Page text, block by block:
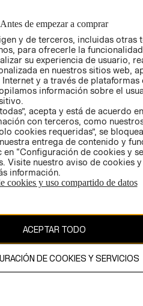
AVISO DE
COOKIES
LIBRO DE
protegido por copyright y es
Antes de empezar a comprar
y de terceros, incluidas otras
para ofrecerle la
su experiencia de usuario,
en nuestros sitios web,
y a través de plataformas
información sobre el
acepta y está de acuerdo
con terceros, como
cookies requeridas”, se
entrega de contenido y
en “Configuración de cookies y
Visite nuestro aviso de cookies
información.
cookies y uso compartido de datos
ACEPTAR TODO
DE COOKIES Y SERVICIOS